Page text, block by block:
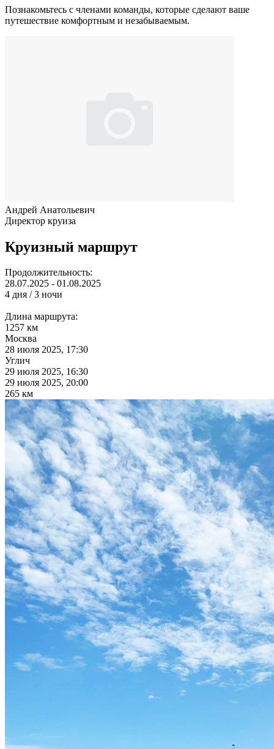
Познакомьтесь с членами команды, которые сделают ваше
путешествие комфортным и незабываемым.
Андрей Анатольевич
Директор круиза
Круизный маршрут
Продолжительность:
28.07.2025 - 01.08.2025
4 дня / 3 ночи
Длина маршрута:
1257 км
Москва
28 июля 2025, 17:30
Углич
29 июля 2025, 16:30
29 июля 2025, 20:00
265 км